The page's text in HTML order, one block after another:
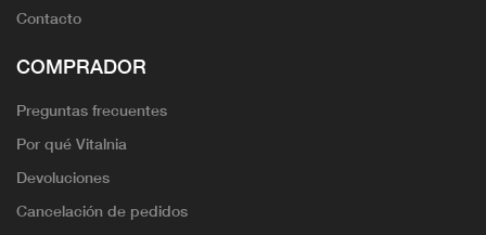
Contacto
COMPRADOR
Preguntas frecuentes
Por qué Vitalnia
Devoluciones
Cancelación de pedidos